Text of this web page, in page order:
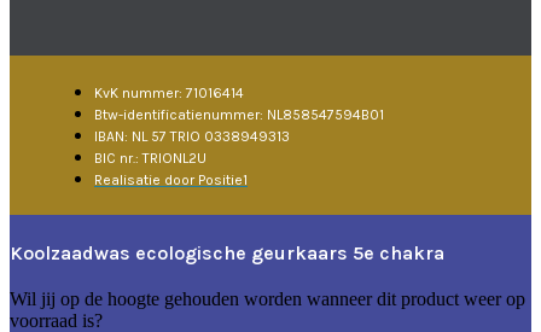
KvK nummer: 71016414
Btw-identificatienummer: NL858547594B01
IBAN: NL 57 TRIO 0338949313
BIC nr.: TRIONL2U
Realisatie door Positie1
Koolzaadwas ecologische geurkaars 5e chakra
Wil jij op de hoogte gehouden worden wanneer dit product weer op
voorraad is?